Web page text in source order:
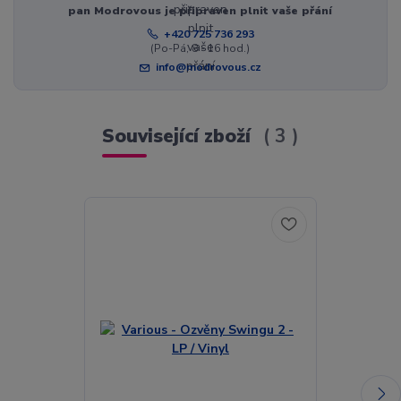
pan Modrovous je připraven plnit vaše přání
+420 725 736 293
(Po-Pá, 8 - 16 hod.)
info@modrovous.cz
Související zboží 3